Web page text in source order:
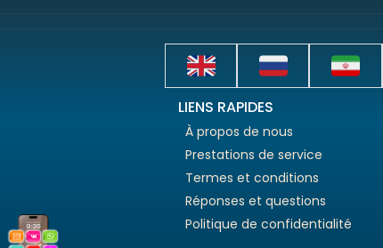
LIENS RAPIDES
À propos de nous
Prestations de service
Termes et conditions
Réponses et questions
Politique de confidentialité